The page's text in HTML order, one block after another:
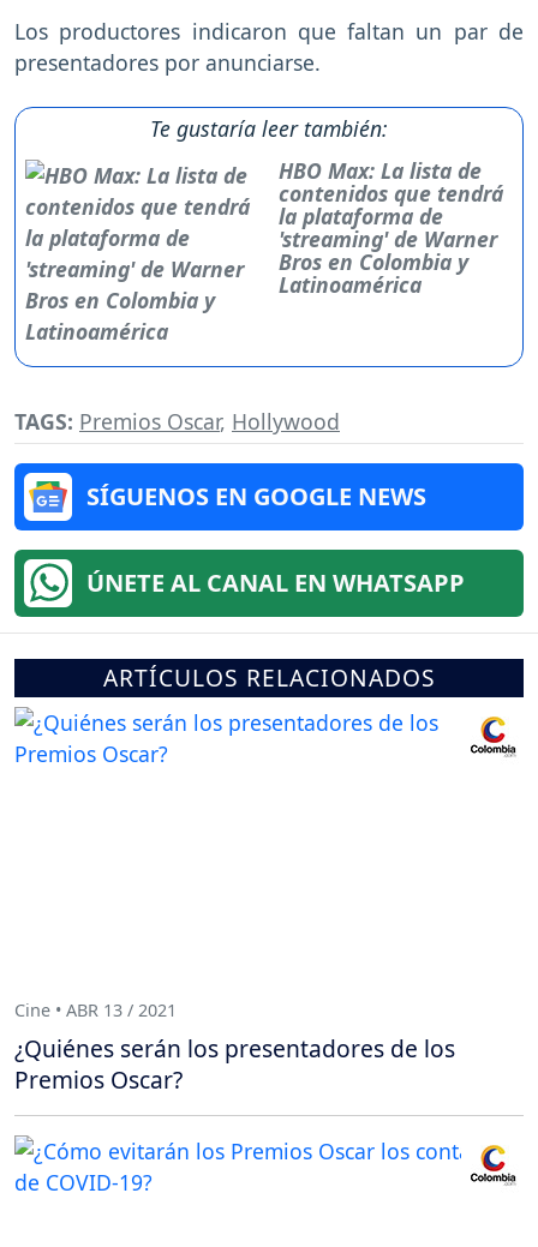
Los productores indicaron que faltan un par de
presentadores por anunciarse.
Te gustaría leer también:
HBO Max: La lista de
contenidos que tendrá
la plataforma de
'streaming' de Warner
Bros en Colombia y
Latinoamérica
TAGS: Premios Oscar, Hollywood
SÍGUENOS EN GOOGLE NEWS
ÚNETE AL CANAL EN WHATSAPP
ARTÍCULOS RELACIONADOS
Cine • ABR 13 / 2021
¿Quiénes serán los presentadores de los
Premios Oscar?